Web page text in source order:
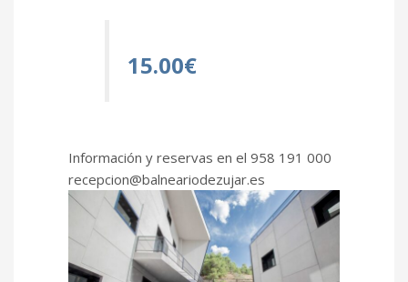
15.00€
Información y reservas en el 958 191 000
recepcion@balneariodezujar.es